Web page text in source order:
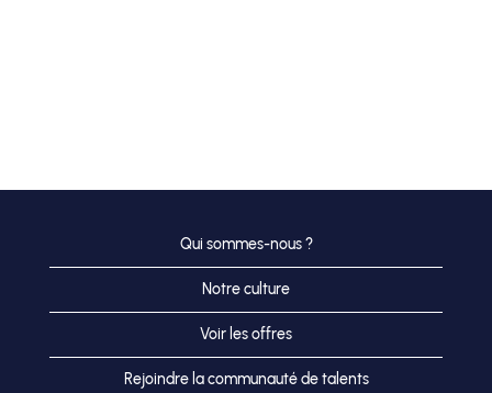
Qui sommes-nous ?
Notre culture
Voir les offres
Rejoindre la communauté de talents